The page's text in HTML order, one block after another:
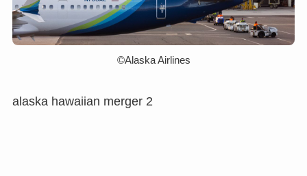
©︎Alaska Airlines
alaska hawaiian merger 2